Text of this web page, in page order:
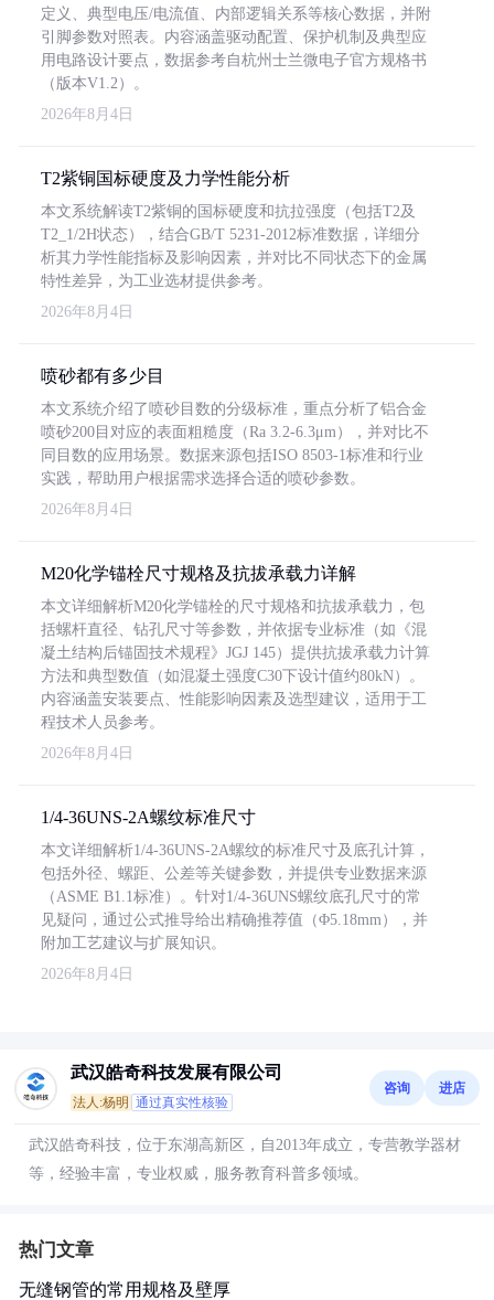
定义、典型电压/电流值、内部逻辑关系等核心数据，并附
引脚参数对照表。内容涵盖驱动配置、保护机制及典型应
用电路设计要点，数据参考自杭州士兰微电子官方规格书
（版本V1.2）。
2026年8月4日
T2紫铜国标硬度及力学性能分析
本文系统解读T2紫铜的国标硬度和抗拉强度（包括T2及
T2_1/2H状态），结合GB/T 5231-2012标准数据，详细分
析其力学性能指标及影响因素，并对比不同状态下的金属
特性差异，为工业选材提供参考。
2026年8月4日
喷砂都有多少目
本文系统介绍了喷砂目数的分级标准，重点分析了铝合金
喷砂200目对应的表面粗糙度（Ra 3.2-6.3μm），并对比不
同目数的应用场景。数据来源包括ISO 8503-1标准和行业
实践，帮助用户根据需求选择合适的喷砂参数。
2026年8月4日
M20化学锚栓尺寸规格及抗拔承载力详解
本文详细解析M20化学锚栓的尺寸规格和抗拔承载力，包
括螺杆直径、钻孔尺寸等参数，并依据专业标准（如《混
凝土结构后锚固技术规程》JGJ 145）提供抗拔承载力计算
方法和典型数值（如混凝土强度C30下设计值约80kN）。
内容涵盖安装要点、性能影响因素及选型建议，适用于工
程技术人员参考。
2026年8月4日
1/4-36UNS-2A螺纹标准尺寸
本文详细解析1/4-36UNS-2A螺纹的标准尺寸及底孔计算，
包括外径、螺距、公差等关键参数，并提供专业数据来源
（ASME B1.1标准）。针对1/4-36UNS螺纹底孔尺寸的常
见疑问，通过公式推导给出精确推荐值（Φ5.18mm），并
附加工艺建议与扩展知识。
2026年8月4日
武汉皓奇科技发展有限公司
法人:杨明 通过真实性核验
咨询 进店
武汉皓奇科技，位于东湖高新区，自2013年成立，专营教学器材
等，经验丰富，专业权威，服务教育科普多领域。
热门文章
无缝钢管的常用规格及壁厚